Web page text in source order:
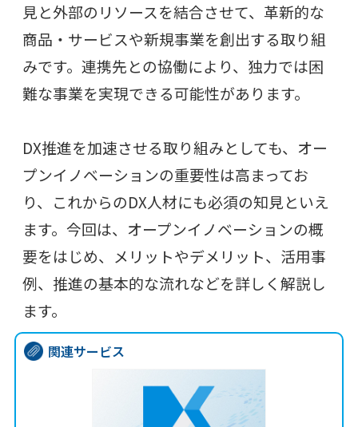
見と外部のリソースを結合させて、革新的な
商品・サービスや新規事業を創出する取り組
みです。連携先との協働により、独力では困
難な事業を実現できる可能性があります。
DX推進を加速させる取り組みとしても、オー
プンイノベーションの重要性は高まってお
り、これからのDX人材にも必須の知見といえ
ます。今回は、オープンイノベーションの概
要をはじめ、メリットやデメリット、活用事
例、推進の基本的な流れなどを詳しく解説し
ます。
関連サービス